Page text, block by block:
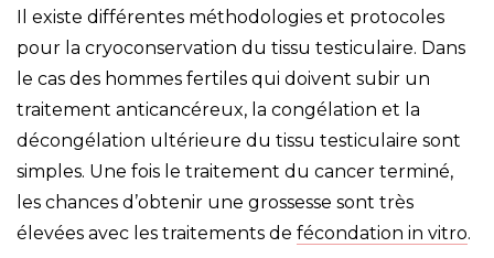
Il existe différentes méthodologies et protocoles
pour la cryoconservation du tissu testiculaire. Dans
le cas des hommes fertiles qui doivent subir un
traitement anticancéreux, la congélation et la
décongélation ultérieure du tissu testiculaire sont
simples. Une fois le traitement du cancer terminé,
les chances d’obtenir une grossesse sont très
élevées avec les traitements de fécondation in vitro.